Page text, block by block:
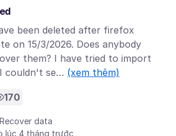
been deleted after firefox
on 15/3/2026. Does anybody
them? I have tried to import
couldn't se… (xem thêm)
170
Recover data
lúc 4 tháng trước